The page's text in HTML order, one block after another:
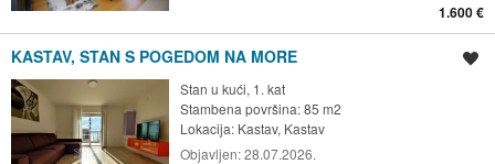
1.600 €
KASTAV, STAN S POGEDOM NA MORE
Stan u kući, 1. kat
Stambena površina: 85 m2
Lokacija: Kastav, Kastav
Objavljen:28.07.2026.